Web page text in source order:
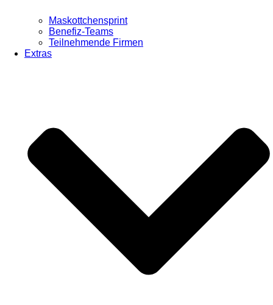
Maskottchensprint
Benefiz-Teams
Teilnehmende Firmen
Extras